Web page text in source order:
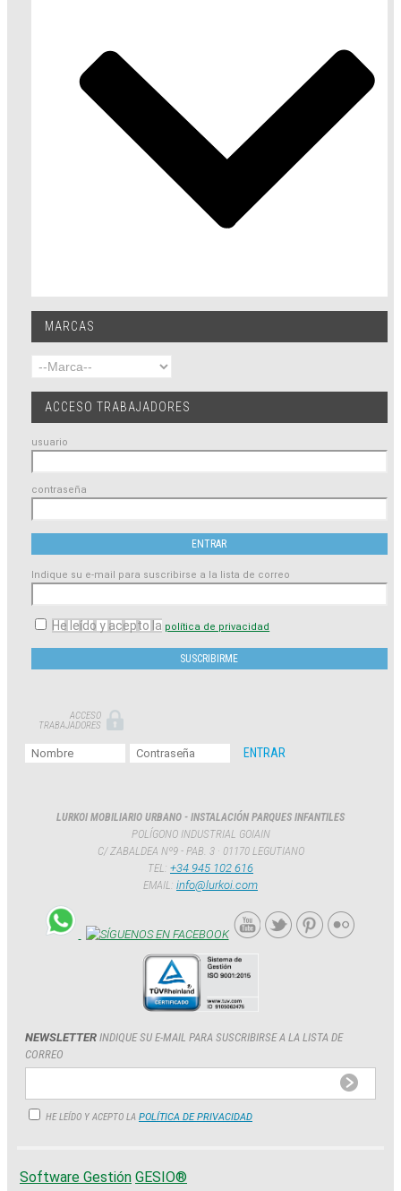
MARCAS
ACCESO TRABAJADORES
usuario
contraseña
Indique su e-mail para suscribirse a la lista de correo
He leído y acepto la política de privacidad
ACCESO
TRABAJADORES
LURKOI MOBILIARIO URBANO - INSTALACIÓN PARQUES INFANTILES
POLÍGONO INDUSTRIAL GOIAIN
C/ ZABALDEA Nº9 - PAB. 3 · 01170 LEGUTIANO
TEL: +34 945 102 616
EMAIL: info@lurkoi.com
NEWSLETTER INDIQUE SU E-MAIL PARA SUSCRIBIRSE A LA LISTA DE
CORREO
HE LEÍDO Y ACEPTO LA POLÍTICA DE PRIVACIDAD
Software Gestión GESIO®